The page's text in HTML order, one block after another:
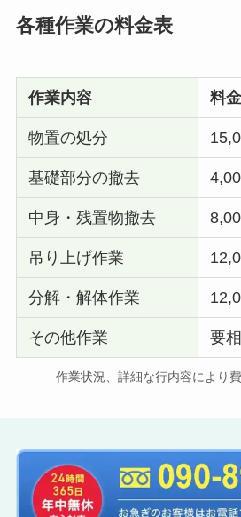
各種作業の料金表
作業内容 料
物置の処分
基礎部分の撤去
中身・残置物撤去
吊り上げ作業
分解・解体作業
その他作業 要
作業状況、詳細な行内容により